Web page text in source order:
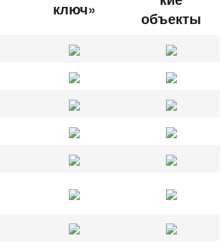
ключ»
объекты